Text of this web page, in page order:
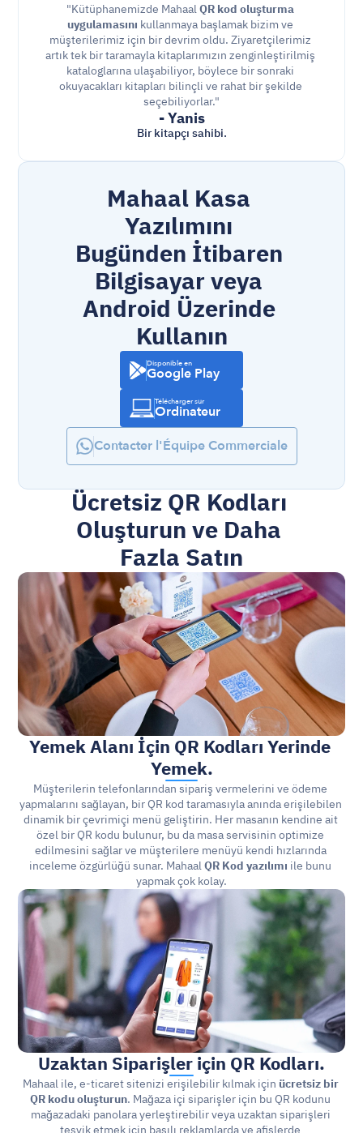
"Kütüphanemizde Mahaal QR kod oluşturma
uygulamasını kullanmaya başlamak bizim ve
müşterilerimiz için bir devrim oldu. Ziyaretçilerimiz
artık tek bir taramayla kitaplarımızın zenginleştirilmiş
kataloglarına ulaşabiliyor, böylece bir sonraki
okuyacakları kitapları bilinçli ve rahat bir şekilde
seçebiliyorlar."
- Yanis
Bir kitapçı sahibi.
Mahaal Kasa
Yazılımını
Bugünden İtibaren
Bilgisayar veya
Android Üzerinde
Kullanın
Disponible en
Google Play
Télécharger sur
Ordinateur
Contacter l'Équipe Commerciale
Ücretsiz QR Kodları
Oluşturun ve Daha
Fazla Satın
Yemek Alanı İçin QR Kodları Yerinde
Yemek.
Müşterilerin telefonlarından sipariş vermelerini ve ödeme
yapmalarını sağlayan, bir QR kod taramasıyla anında erişilebilen
dinamik bir çevrimiçi menü geliştirin. Her masanın kendine ait
özel bir QR kodu bulunur, bu da masa servisinin optimize
edilmesini sağlar ve müşterilere menüyü kendi hızlarında
inceleme özgürlüğü sunar. Mahaal QR Kod yazılımı ile bunu
yapmak çok kolay.
Uzaktan Siparişler için QR Kodları.
Mahaal ile, e-ticaret sitenizi erişilebilir kılmak için ücretsiz bir
QR kodu oluşturun. Mağaza içi siparişler için bu QR kodunu
mağazadaki panolara yerleştirebilir veya uzaktan siparişleri